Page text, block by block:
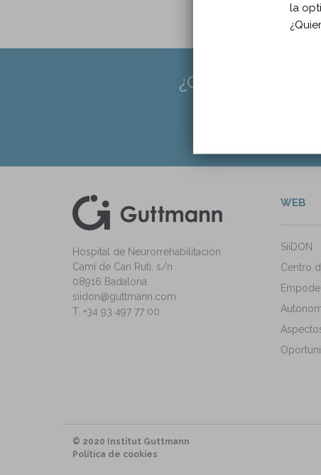
¿CREES QUE
Hospital de Neurorrehabilitación
Camí de Can Ruti, s/n
08916 Badalona
siidon@guttmann.com
T. +34 93 497 77 00
WEB
SiiDON
Centro
© 2020 Institut Guttmann
Política de cookies
la